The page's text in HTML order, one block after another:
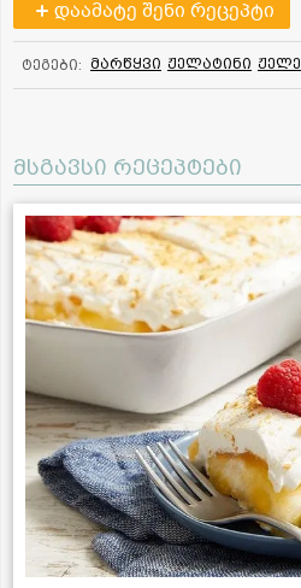
დაამატე შენი რეცეპტი
ტეგები: მარწყვი ჟელატინი ჟელე
მსგავსი რეცეპტები